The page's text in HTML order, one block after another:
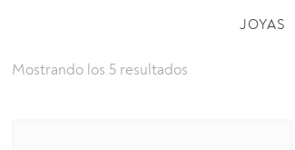
JOYAS
Mostrando los 5 resultados